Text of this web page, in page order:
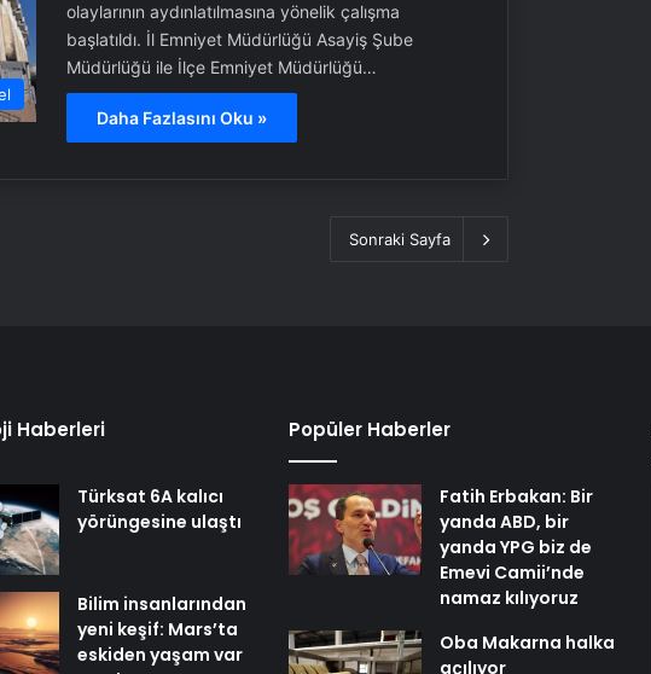
olaylarının aydınlatılmasına yönelik çalışma
başlatıldı. İl Emniyet Müdürlüğü Asayiş Şube
Müdürlüğü ile İlçe Emniyet Müdürlüğü…
Daha Fazlasını Oku »
Sonraki Sayfa
Haberleri
Türksat 6A kalıcı
yörüngesine ulaştı
Bilim insanlarından
yeni keşif: Mars’ta
eskiden yaşam var
Popüler Haberler
Fatih Erbakan: Bir
yanda ABD, bir
yanda YPG biz de
Emevi Camii’nde
namaz kılıyoruz
Oba Makarna halka
açılıyor